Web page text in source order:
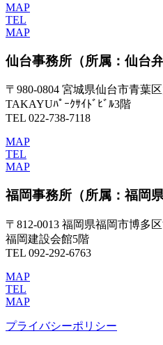
MAP
TEL
MAP
仙台事務所 （所属：仙台
〒980-0804 宮城県仙台市青葉
TAKAYUﾊﾟｰｸｻｲﾄﾞﾋﾞﾙ3階
TEL 022-738-7118
MAP
TEL
MAP
福岡事務所 （所属：福岡
〒812-0013 福岡県福岡市博多
福岡建設会館5階
TEL 092-292-6763
MAP
TEL
MAP
プライバシーポリシー